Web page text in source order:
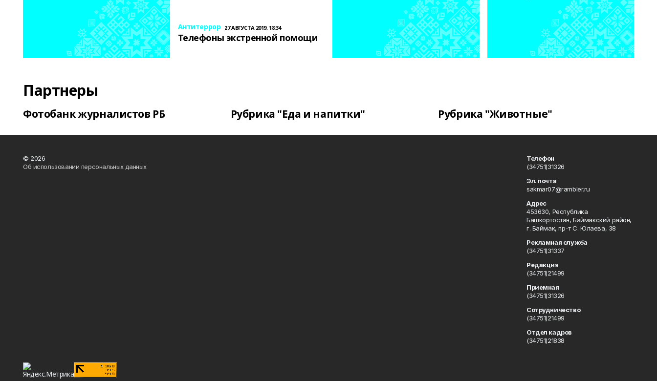
Антитеррор 27 АВГУСТА 2019, 18:34
Телефоны экстренной помощи
Партнеры
Фотобанк журналистов РБ Рубрика "Еда и напитки" Рубрика "Животные"
© 2026
Об использовании персональных данных
Телефон
(34751)31326
Эл. почта
sakmar07@rambler.ru
Адрес
453630, Республика
Башкортостан, Баймакский район,
г. Баймак, пр-т С. Юлаева, 38
Рекламная служба
(34751)31337
Редакция
(34751)21499
Приемная
(34751)31326
Сотрудничество
(34751)21499
Отдел кадров
(34751)21838